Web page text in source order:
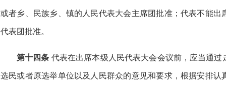
或者乡、民族乡、镇的人民代表大会主席团批准；代表不能
代表团批准。
第十四条 代表在出席本级人民代表大会会议前，应当通
选民或者原选举单位以及人民群众的意见和要求，根据安排